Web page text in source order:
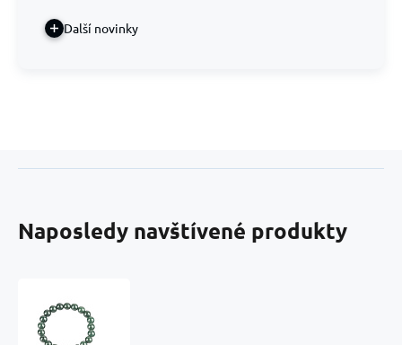
Další novinky
Naposledy navštívené produkty